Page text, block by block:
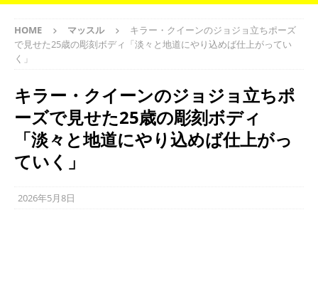
HOME マッスル
キラー・クイーンのジョジョ立ちポーズ
で見せた25歳の彫刻ボディ「淡々と地道にやり込めば仕上がってい
く」
キラー・クイーンのジョジョ立ちポ
ーズで見せた25歳の彫刻ボディ
「淡々と地道にやり込めば仕上がっ
ていく」
2026年5月8日